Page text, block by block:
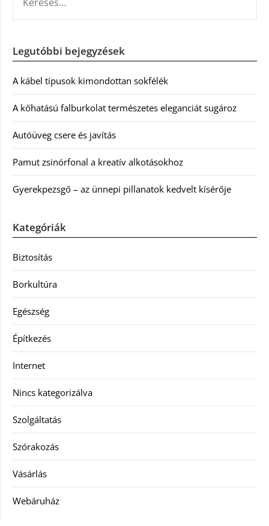
Legutóbbi bejegyzések
A kábel típusok kimondottan sokfélék
A kőhatású falburkolat természetes eleganciát sugároz
Autóüveg csere és javítás
Pamut zsinórfonal a kreatív alkotásokhoz
Gyerekpezsgő – az ünnepi pillanatok kedvelt kísérője
Kategóriák
Biztosítás
Borkultúra
Egészség
Építkezés
Internet
Nincs kategorizálva
Szolgáltatás
Szórakozás
Vásárlás
Webáruház